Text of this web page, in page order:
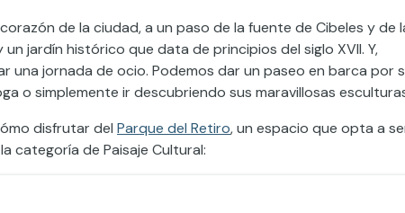
de la ciudad, a un paso de la fuente de Cibeles y de
jardín histórico que data de principios del siglo XVII. Y,
jornada de ocio. Podemos dar un paseo en barca por
o simplemente ir descubriendo sus maravillosas
disfrutar del Parque del Retiro, un espacio que opta a
categoría de Paisaje Cultural: